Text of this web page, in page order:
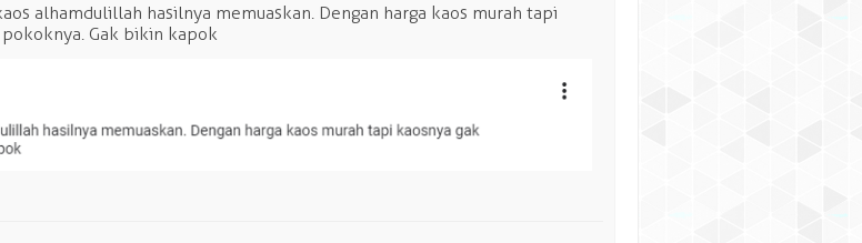
alhamdulillah hasilnya memuaskan. Dengan harga kaos murah tapi
pokoknya. Gak bikin kapok